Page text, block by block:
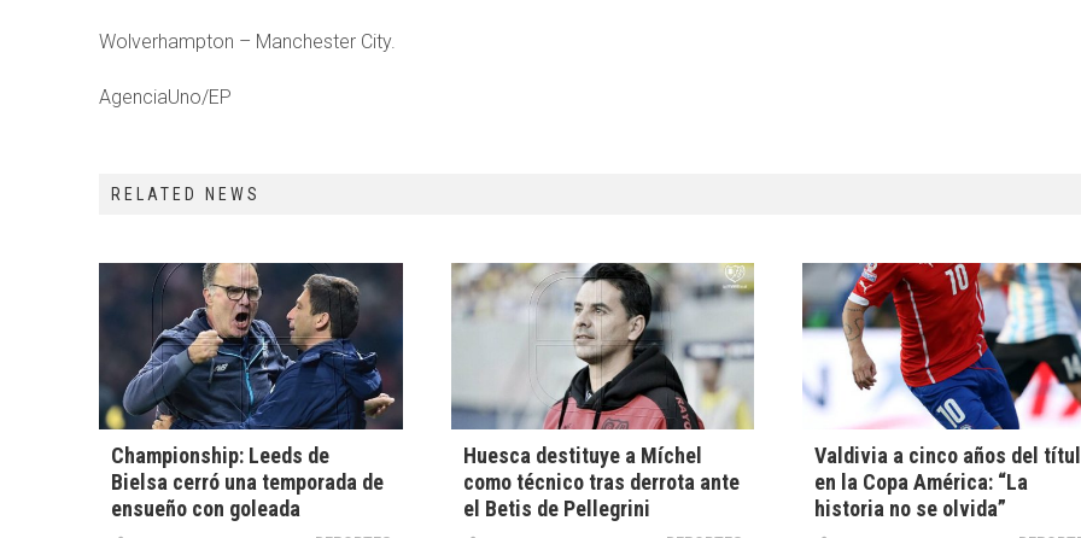
Wolverhampton – Manchester City.
AgenciaUno/EP
RELATED NEWS
Championship: Leeds de
Bielsa cerró una temporada de
ensueño con goleada
Huesca destituye a Míchel
como técnico tras derrota ante
el Betis de Pellegrini
Valdivia a cinco años del
en la Copa América: “La
historia no se olvida”